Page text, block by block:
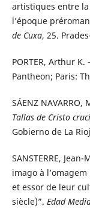
artistiques entre
l’époque
de Cuxa, 25.
PORTER, Arthur K.
Pantheon; Paris:
SÁENZ
Tallas de Cristo
Gobierno de La
SANSTERRE,
imago à
et essor de leur
siècle)”. Edad